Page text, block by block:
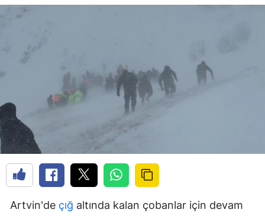
Artvin'de çığ altında kalan çobanlar için devam